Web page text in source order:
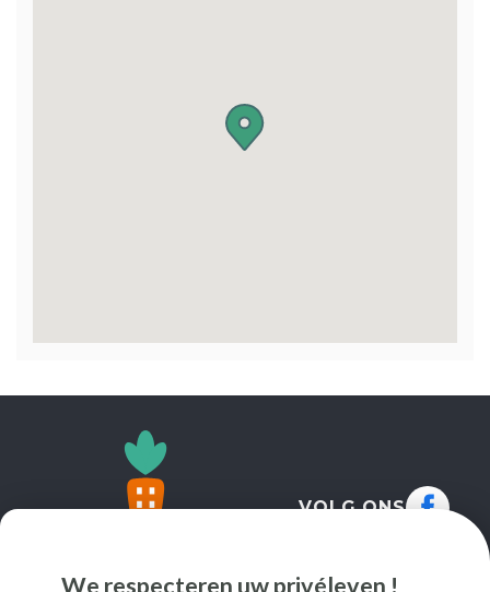
We respecteren uw privéleven !
VOLG ONS